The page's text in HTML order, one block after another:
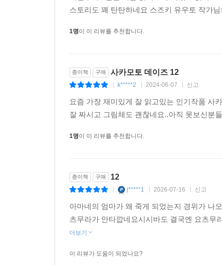
저번주에 1권을 처음 읽어보게 되었고 읽다
종이책 구매 사카모토 데이즈 12
| k*****2 | 2024-06-07 | 신고
요즘 가장 재미있게 잘 읽고있는 인기작품 사
종이책 구매 12
| j*****1 | 2026-07-16 | 신고
아마네의 엄마가 왜 죽게 되었는지 경위가 나
츠무라가 안타깝네요시시바도 결국엔 요츠무